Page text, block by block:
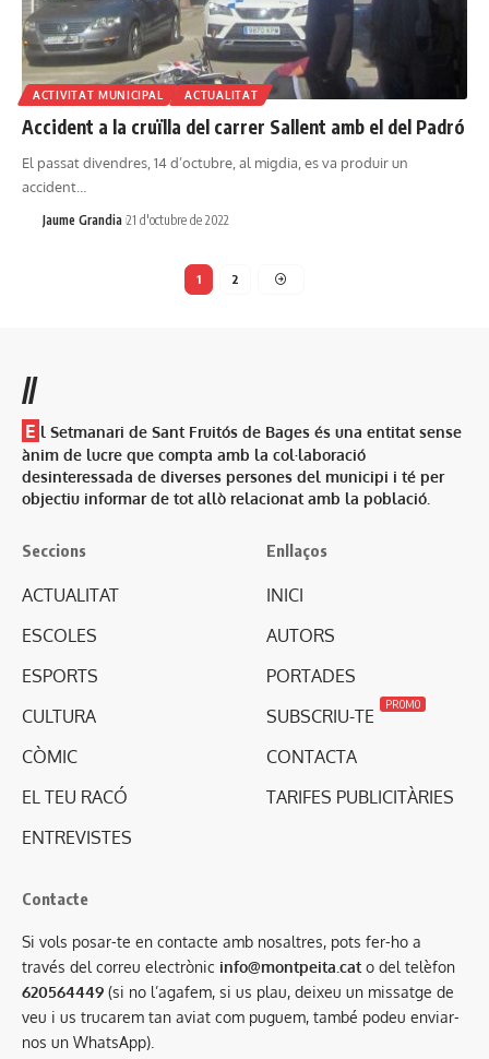
ACTIVITAT MUNICIPAL ACTUALITAT
Accident a la cruïlla del carrer Sallent amb el del Padró
El passat divendres, 14 d’octubre, al migdia, es va produir un
accident…
Jaume Grandia 21 d'octubre de 2022
1 2
//
E l Setmanari de Sant Fruitós de Bages és una entitat sense
ànim de lucre que compta amb la col·laboració
desinteressada de diverses persones del municipi i té per
objectiu informar de tot allò relacionat amb la població.
Seccions
ACTUALITAT
ESCOLES
ESPORTS
CULTURA
CÒMIC
EL TEU RACÓ
ENTREVISTES
Enllaços
INICI
AUTORS
PORTADES
SUBSCRIU-TE
PROMO
CONTACTA
TARIFES PUBLICITÀRIES
Contacte
Si vols posar-te en contacte amb nosaltres, pots fer-ho a
través del correu electrònic info@montpeita.cat o del telèfon
620564449 (si no l’agafem, si us plau, deixeu un missatge de
veu i us trucarem tan aviat com puguem, també podeu enviar-
nos un WhatsApp).